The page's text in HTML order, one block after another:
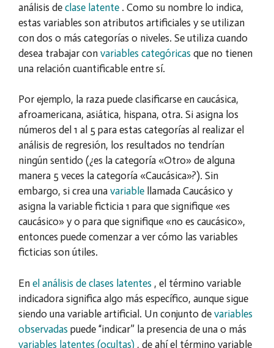
análisis de clase latente . Como su nombre lo indica,
estas variables son atributos artificiales y se utilizan
con dos o más categorías o niveles. Se utiliza cuando
desea trabajar con variables categóricas que no tienen
una relación cuantificable entre sí.
Por ejemplo, la raza puede clasificarse en caucásica,
afroamericana, asiática, hispana, otra. Si asigna los
números del 1 al 5 para estas categorías al realizar el
análisis de regresión, los resultados no tendrían
ningún sentido (¿es la categoría «Otro» de alguna
manera 5 veces la categoría «Caucásica»?). Sin
embargo, si crea una variable llamada Caucásico y
asigna la variable ficticia 1 para que signifique «es
caucásico» y 0 para que signifique «no es caucásico»,
entonces puede comenzar a ver cómo las variables
ficticias son útiles.
En el análisis de clases latentes , el término variable
indicadora significa algo más específico, aunque sigue
siendo una variable artificial. Un conjunto de variables
observadas puede “indicar” la presencia de una o más
variables latentes (ocultas) , de ahí el término variable